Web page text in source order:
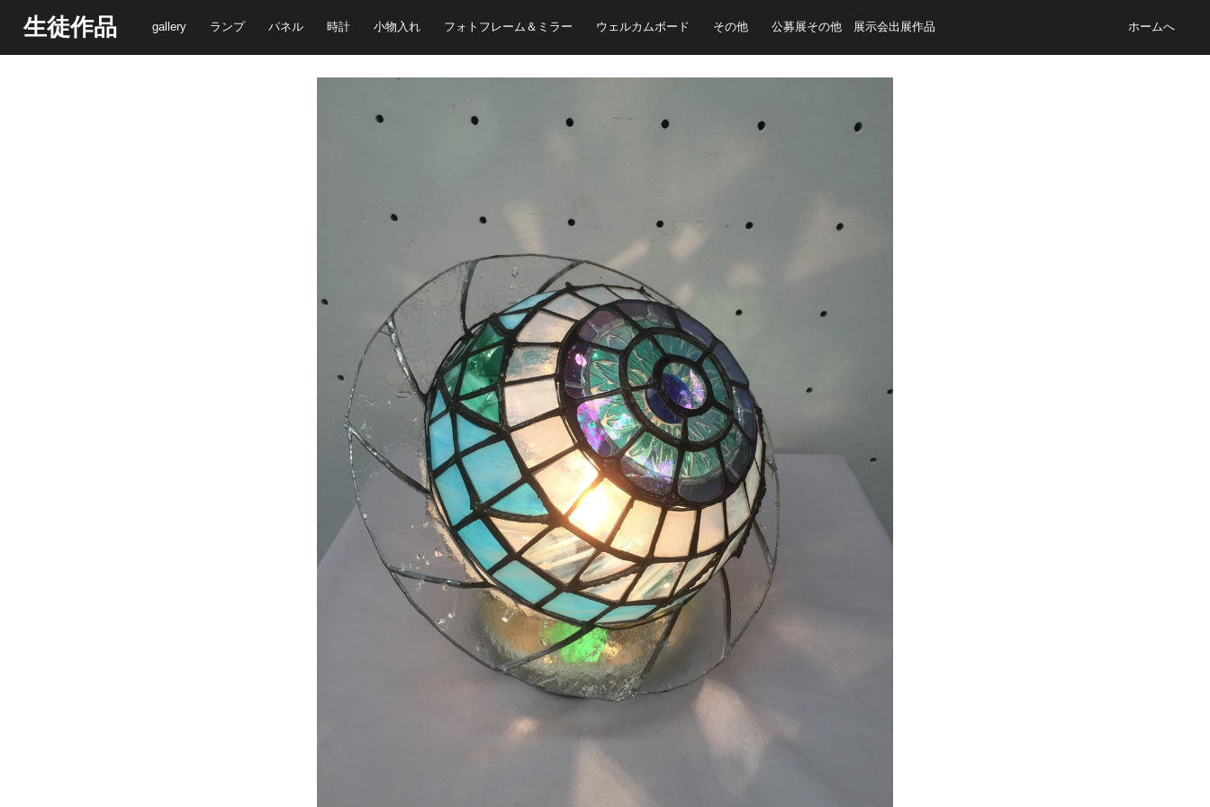
生徒作品 gallery ランプ パネル 時計 小物入れ フォトフレーム＆ミラー ウェルカムボード その他 公募展その他 展示会出展作品 ホームへ